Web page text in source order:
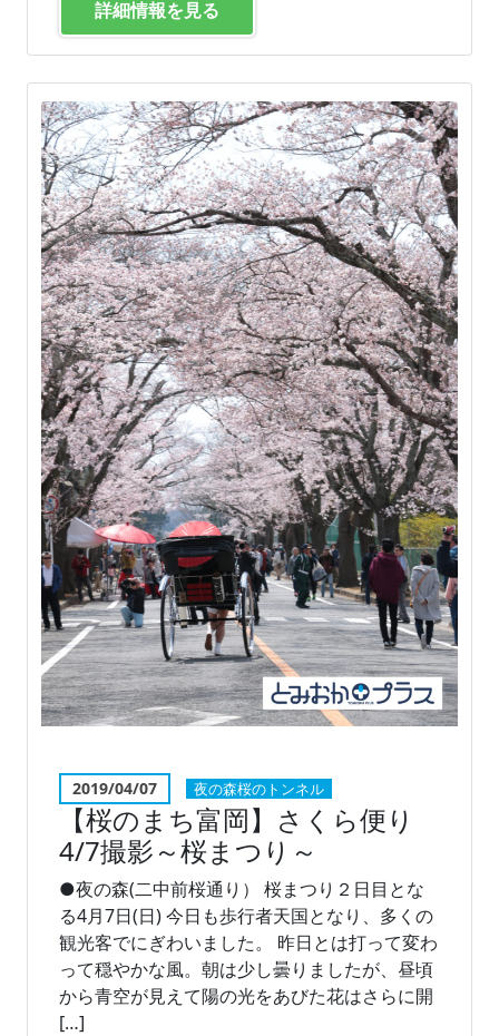
詳細情報を見る
2019/04/07 夜の森桜のトンネル
【桜のまち富岡】さくら便り
4/7撮影～桜まつり～
●夜の森(二中前桜通り） 桜まつり２日目とな
る4月7日(日) 今日も歩行者天国となり、多くの
観光客でにぎわいました。 昨日とは打って変わ
って穏やかな風。朝は少し曇りましたが、昼頃
から青空が見えて陽の光をあびた花はさらに開
[…]